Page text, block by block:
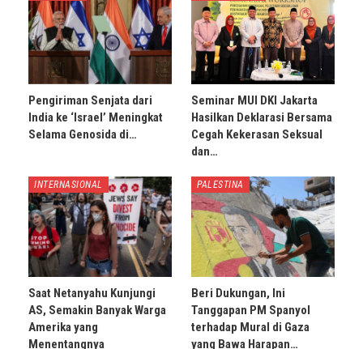
Pengiriman Senjata dari
India ke ‘Israel’ Meningkat
Selama Genosida di…
Seminar MUI DKI Jakarta
Hasilkan Deklarasi Bersama
Cegah Kekerasan Seksual
dan…
INTERNASIONAL
Saat Netanyahu Kunjungi
AS, Semakin Banyak Warga
Amerika yang
Menentangnya
PALESTINA
Beri Dukungan, Ini
Tanggapan PM Spanyol
terhadap Mural di Gaza
yang Bawa Harapan…